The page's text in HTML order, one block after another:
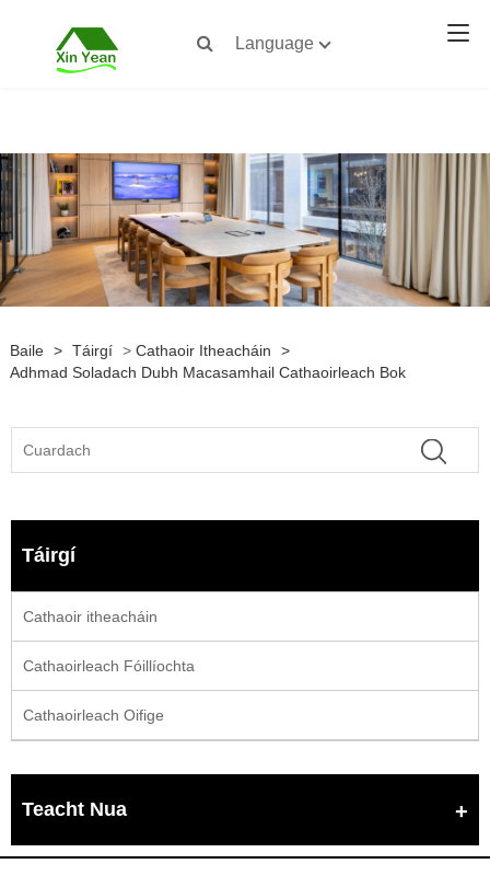
Language
Baile > Táirgí > Cathaoir Itheacháin
>
Adhmad Soladach Dubh Macasamhail Cathaoirleach Bok
Táirgí
Cathaoir itheacháin
Cathaoirleach Fóillíochta
Cathaoirleach Oifige
Teacht Nua